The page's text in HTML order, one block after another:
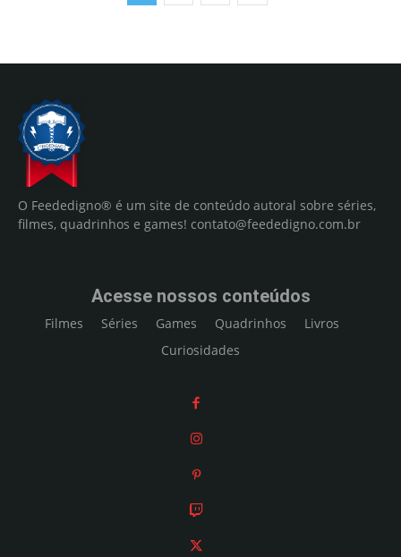
O Feededigno® é um site de conteúdo autoral sobre séries,
filmes, quadrinhos e games! contato@feededigno.com.br
Acesse nossos conteúdos
Filmes Séries Games Quadrinhos
Livros
Curiosidades